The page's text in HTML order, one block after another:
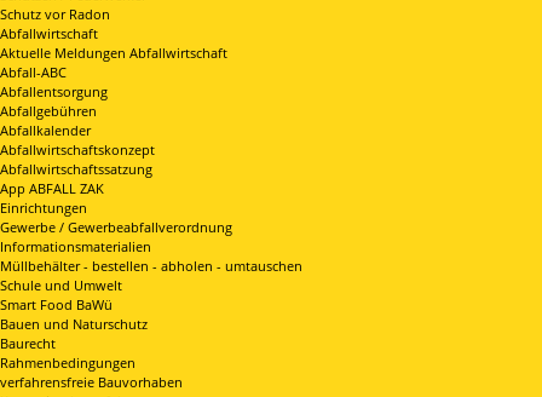
Schutz vor Radon
Abfallwirtschaft
Aktuelle Meldungen Abfallwirtschaft
Abfall-ABC
Abfallentsorgung
Abfallgebühren
Abfallkalender
Abfallwirtschaftskonzept
Abfallwirtschaftssatzung
App ABFALL ZAK
Einrichtungen
Gewerbe / Gewerbeabfallverordnung
Informationsmaterialien
Müllbehälter - bestellen - abholen - umtauschen
Schule und Umwelt
Smart Food BaWü
Bauen und Naturschutz
Baurecht
Rahmenbedingungen
verfahrensfreie Bauvorhaben